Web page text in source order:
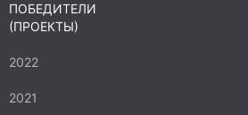
ПОБЕДИТЕЛИ
(ПРОЕКТЫ)
2022
2021